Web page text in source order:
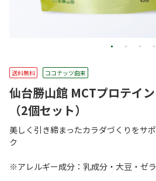
送料無料 ココナッツ由来
仙台勝山館 MCTプロテイ
（2個セット）
美しく引き締まったカラダづくりをサ
ク
※アレルギー成分：乳成分・大豆・ゼ